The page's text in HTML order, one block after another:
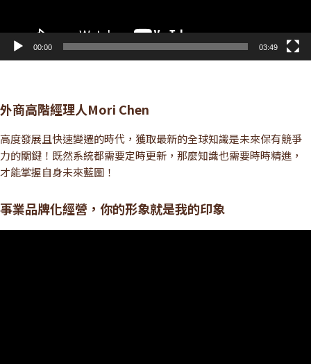
00:00 03:49
外商高階經理人Mori Chen
高度發展且快速變遷的時代，獲取最新的全球知識是未來保有競爭
力的關鍵！既然系統都需要定時更新，那麼知識也需要時時精進，
才能掌握自身未來藍圖！
事業品牌化經營，你的形象就是我的印象